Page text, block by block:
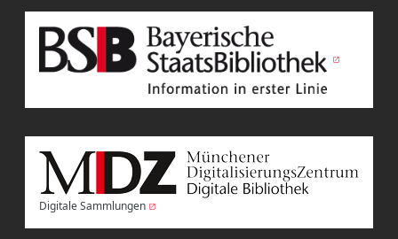
Digitale Sammlungen